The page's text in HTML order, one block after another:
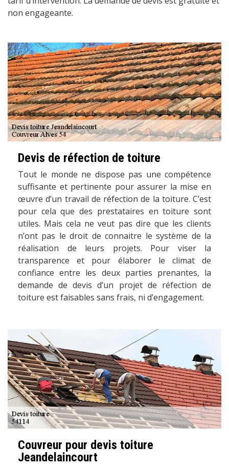
non engageante.
Devis de réfection de toiture
Tout le monde ne dispose pas une compétence
suffisante et pertinente pour assurer la mise en
œuvre d’un travail de réfection de la toiture. C’est
pour cela que des prestataires en toiture sont
utiles. Mais cela ne veut pas dire que les clients
n’ont pas le droit de connaitre le système de la
réalisation de leurs projets. Pour viser la
transparence et pour élaborer le climat de
confiance entre les deux parties prenantes, la
demande de devis d’un projet de réfection de
toiture est faisables sans frais, ni d’engagement.
Couvreur pour devis toiture
Jeandelaincourt